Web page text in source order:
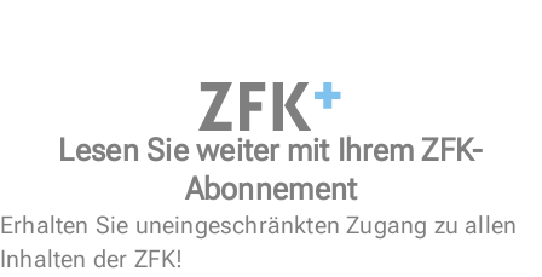
Lesen Sie weiter mit Ihrem ZFK-
Abonnement
Erhalten Sie uneingeschränkten Zugang zu allen
Inhalten der ZFK!